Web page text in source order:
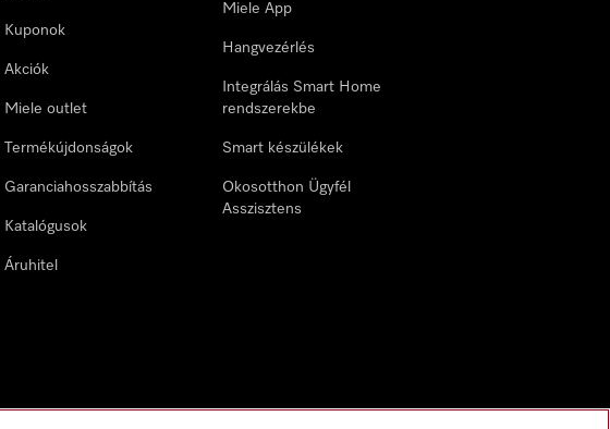
Kuponok
Akciók
Miele outlet
Termékújdonságok
Garanciahosszabbítás
Katalógusok
Áruhitel
Miele App
Hangvezérlés
Integrálás Smart Home
rendszerekbe
Smart készülékek
Okosotthon Ügyfél
Asszisztens